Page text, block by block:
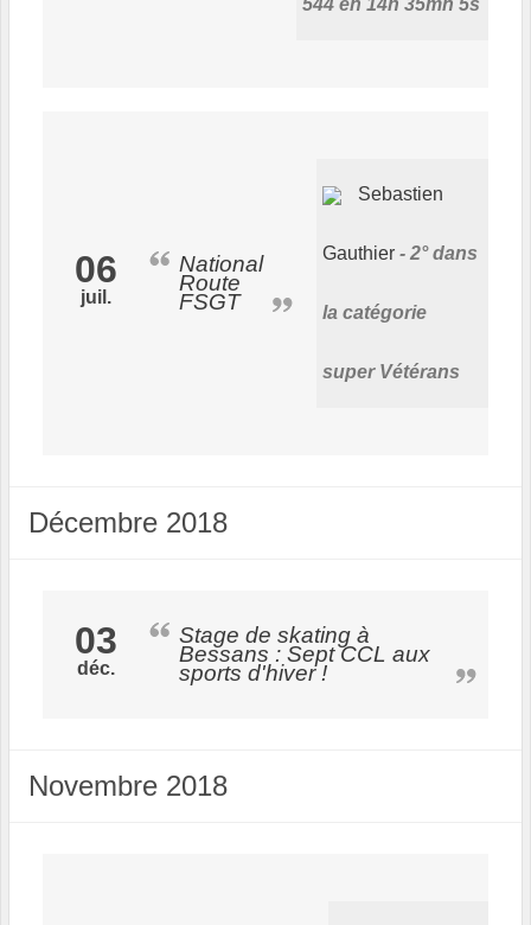
544 en 14h 35mn 5s
06
juil.
National
Route
FSGT
Sebastien
Gauthier 2° dans
la catégorie
super Vétérans
Décembre 2018
03
déc.
Stage de skating à
Bessans : Sept CCL aux
sports d'hiver !
Novembre 2018